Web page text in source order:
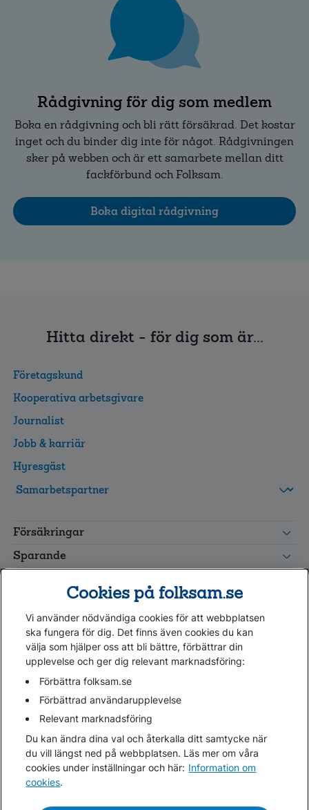
Rådgivning för dig som medlem
Boka en rådgivning och bli rätt försäkrad. Det kostar
inget och du binder dig inte för något. Rådgivningen
sker på webben och är ett samarbete mellan ditt
fackförbund och Folksam.
Boka digital rådgivning
Hitta direkt - för dig som är...
Företagskund
Kooperativa arbetsgivare
Journalist
Jobb & karriär
Hyresgäst
grupp
Leverantörswebb
Försäkringar
Sparande
Kundservice
Hjälp
Webbkarta
Cookies
Hantera cookies
Personuppgifter GDPR
Tillgänglighetsredogörelse
Om penningtvättslagen
Lättläst
Cookies på folksam.se
Vi använder nödvändiga cookies för att webbplatsen
ska fungera för dig. Det finns även cookies du kan
välja som hjälper oss att bli bättre, förbättrar din
upplevelse och ger dig relevant marknadsföring:
Förbättra folksam.se
Förbättrad användarupplevelse
Relevant marknadsföring
Du kan ändra dina val och återkalla ditt samtycke när
du vill längst ned på webbplatsen. Läs mer om våra
cookies under inställningar och här: Information om
cookies.